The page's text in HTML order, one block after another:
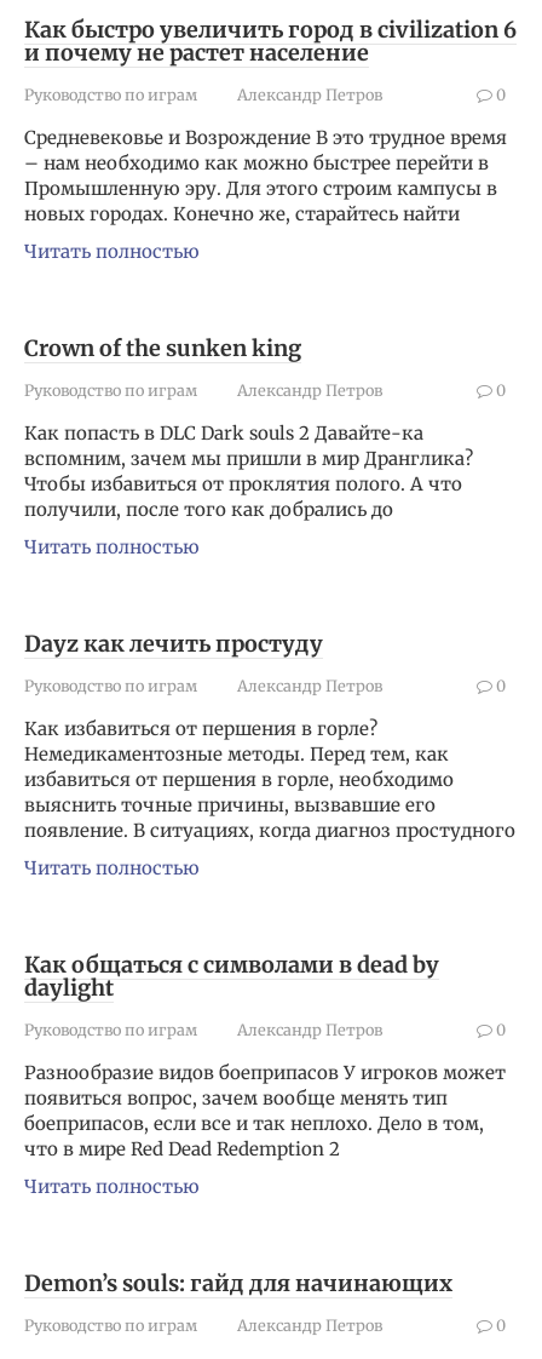
Как быстро увеличить город в civilization 6
и почему не растет население
Руководство по играм Александр Петров 0
Средневековье и Возрождение В это трудное время
– нам необходимо как можно быстрее перейти в
Промышленную эру. Для этого строим кампусы в
новых городах. Конечно же, старайтесь найти
Читать полностью
Crown of the sunken king
Руководство по играм Александр Петров 0
Как попасть в DLC Dark souls 2 Давайте-ка
вспомним, зачем мы пришли в мир Дранглика?
Чтобы избавиться от проклятия полого. А что
получили, после того как добрались до
Читать полностью
Dayz как лечить простуду
Руководство по играм Александр Петров 0
Как избавиться от першения в горле?
Немедикаментозные методы. Перед тем, как
избавиться от першения в горле, необходимо
выяснить точные причины, вызвавшие его
появление. В ситуациях, когда диагноз простудного
Читать полностью
Как общаться с символами в dead by
daylight
Руководство по играм Александр Петров 0
Разнообразие видов боеприпасов У игроков может
появиться вопрос, зачем вообще менять тип
боеприпасов, если все и так неплохо. Дело в том,
что в мире Red Dead Redemption 2
Читать полностью
Demon’s souls: гайд для начинающих
Руководство по играм Александр Петров 0